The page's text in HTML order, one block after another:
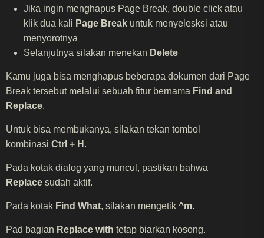
Jika ingin menghapus Page Break, double click atau
klik dua kali Page Break untuk menyelesksi atau
menyorotnya
Selanjutnya silakan menekan Delete
Kamu juga bisa menghapus beberapa dokumen dari Page
Break tersebut melalui sebuah fitur bernama Find and
Replace.
Untuk bisa membukanya, silakan tekan tombol
kombinasi Ctrl + H .
Pada kotak dialog yang muncul, pastikan bahwa
Replace sudah aktif.
Pada kotak Find What, silakan mengetik ^m.
Pad bagian Replace with tetap biarkan kosong.